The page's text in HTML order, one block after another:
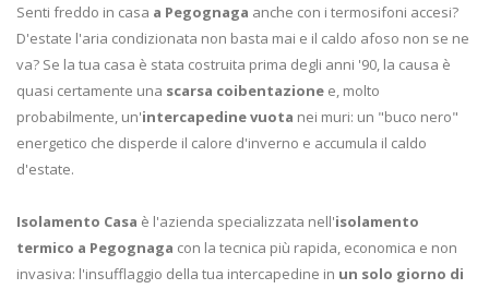
Senti freddo in casa a Pegognaga anche con i termosifoni accesi?
D'estate l'aria condizionata non basta mai e il caldo afoso non se ne
va? Se la tua casa è stata costruita prima degli anni '90, la causa è
quasi certamente una scarsa coibentazione e, molto
probabilmente, un'intercapedine vuota nei muri: un "buco nero"
energetico che disperde il calore d'inverno e accumula il caldo
d'estate.
Isolamento Casa è l'azienda specializzata nell'isolamento
termico a Pegognaga con la tecnica più rapida, economica e non
invasiva: l'insufflaggio della tua intercapedine in un solo giorno di